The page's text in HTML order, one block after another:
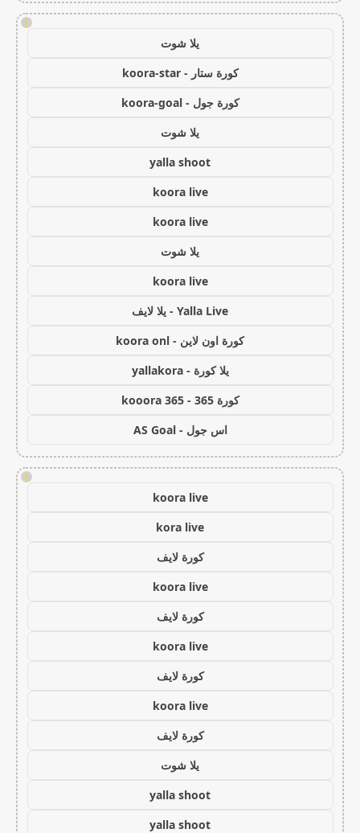
!
يلا شوت
كورة ستار - koora-star
كورة جول - koora-goal
يلا شوت
yalla shoot
koora live
koora live
يلا شوت
koora live
Yalla Live - يلا لايف
كورة اون لاين - koora onl
يلا كورة - yallakora
كورة 365 - kooora 365
اس جول - AS Goal
!
koora live
kora live
كورة لايف
koora live
كورة لايف
koora live
كورة لايف
koora live
كورة لايف
يلا شوت
yalla shoot
yalla shoot